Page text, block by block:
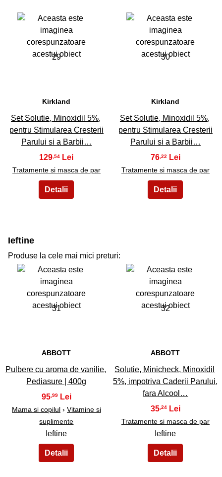
29
Kirkland
Set Solutie, Minoxidil 5%,
pentru Stimularea Cresterii
Parului si a Barbii…
129 ,54
Tratamente si masca de par
30
Kirkland
Set Solutie, Minoxidil 5%,
pentru Stimularea Cresterii
Parului si a Barbii…
76,22
Tratamente si masca de par
Ieftine
Produse la cele mai mici preturi:
31
ABBOTT
Pulbere cu aroma de vanilie,
Pediasure | 400g
95,99
Mama si copilul› Vitamine si
suplimente
Ieftine
32
ABBOTT
Solutie, Minicheck, Minoxidil
5%, impotriva Caderii Parului,
fara Alcool…
35,24
Tratamente si masca de par
Ieftine